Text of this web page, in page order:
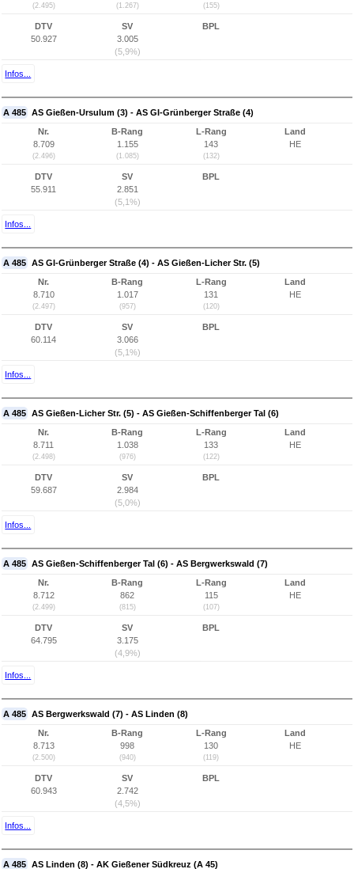
(2.495) (1.267) (155)
DTV
50.927
SV
3.005
(5,9%)
BPL
Infos...
A 485 AS Gießen-Ursulum (3) - AS GI-Grünberger Straße (4)
Nr.
8.709
(2.496)
B-Rang
1.155
(1.085)
L-Rang
143
(132)
Land
HE
DTV
55.911
SV
2.851
(5,1%)
BPL
Infos...
A 485 AS GI-Grünberger Straße (4) - AS Gießen-Licher Str. (5)
Nr.
8.710
(2.497)
B-Rang
1.017
(957)
L-Rang
131
(120)
Land
HE
DTV
60.114
SV
3.066
(5,1%)
BPL
Infos...
A 485 AS Gießen-Licher Str. (5) - AS Gießen-Schiffenberger Tal (6)
Nr.
8.711
(2.498)
B-Rang
1.038
(976)
L-Rang
133
(122)
Land
HE
DTV
59.687
SV
2.984
(5,0%)
BPL
Infos...
A 485 AS Gießen-Schiffenberger Tal (6) - AS Bergwerkswald (7)
Nr.
8.712
(2.499)
B-Rang
862
(815)
L-Rang
115
(107)
Land
HE
DTV
64.795
SV
3.175
(4,9%)
BPL
Infos...
A 485 AS Bergwerkswald (7) - AS Linden (8)
Nr.
8.713
(2.500)
B-Rang
998
(940)
L-Rang
130
(119)
Land
HE
DTV
60.943
SV
2.742
(4,5%)
BPL
Infos...
A 485 AS Linden (8) - AK Gießener Südkreuz (A 45)